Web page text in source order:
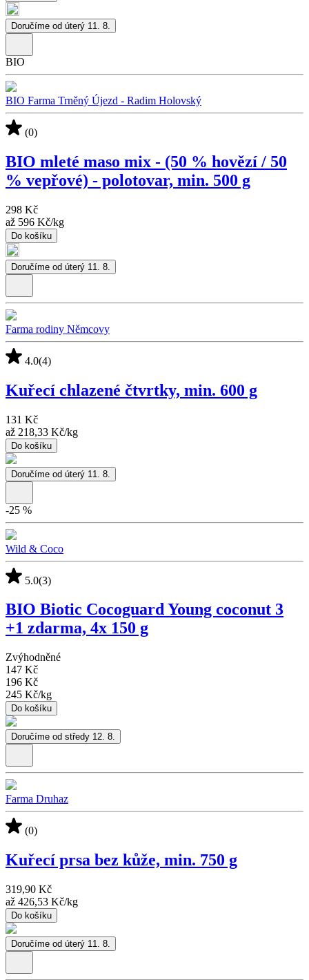
Doručíme od úterý 11. 8.
BIO
BIO Farma Trněný Újezd - Radim Holovský
(0)
BIO mleté maso mix - (50 % hovězí / 50
% vepřové) - polotovar, min. 500 g
298 Kč
až 596 Kč/kg
Do košíku
Doručíme od úterý 11. 8.
Farma rodiny Němcovy
4.0(4)
Kuřecí chlazené čtvrtky, min. 600 g
131 Kč
až 218,33 Kč/kg
Do košíku
Doručíme od úterý 11. 8.
-25 %
Wild & Coco
5.0(3)
BIO Biotic Cocoguard Young coconut 3
+1 zdarma, 4x 150 g
Zvýhodněné
147 Kč
196 Kč
245 Kč/kg
Do košíku
Doručíme od středy 12. 8.
Farma Druhaz
(0)
Kuřecí prsa bez kůže, min. 750 g
319,90 Kč
až 426,53 Kč/kg
Do košíku
Doručíme od úterý 11. 8.